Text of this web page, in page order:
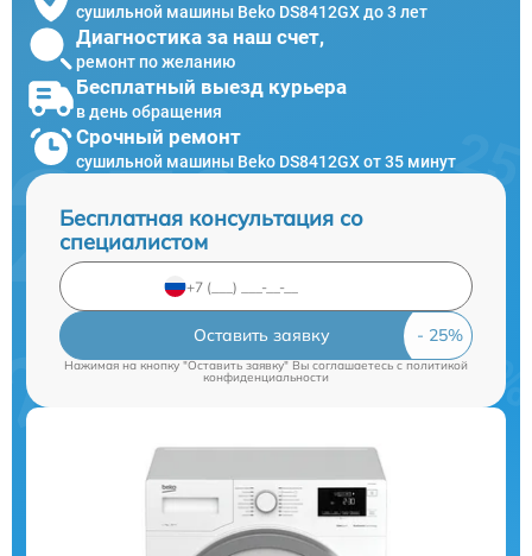
сушильной машины Beko DS8412GX до 3 лет
Диагностика за наш счет,
ремонт по желанию
Бесплатный выезд курьера
в день обращения
Срочный ремонт
сушильной машины Beko DS8412GX от 35 минут
Бесплатная консультация со
специалистом
Оставить заявку
Нажимая на кнопку "Оставить заявку" Вы соглашаетесь c политикой
конфиденциальности